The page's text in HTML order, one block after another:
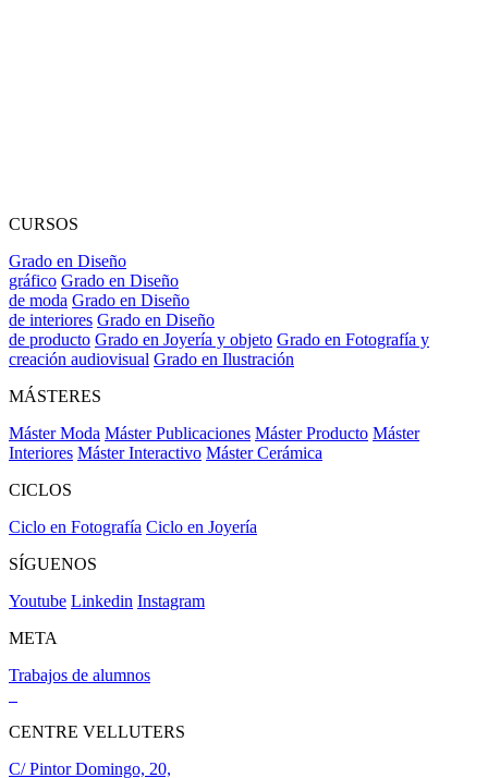
CURSOS
Grado en Diseño
gráfico Grado en Diseño
de moda Grado en Diseño
de interiores Grado en Diseño
de producto Grado en Joyería y objeto Grado en Fotografía y
creación audiovisual Grado en Ilustración
MÁSTERES
Máster Moda Máster Publicaciones Máster Producto Máster
Interiores Máster Interactivo Máster Cerámica
CICLOS
Ciclo en Fotografía Ciclo en Joyería
SÍGUENOS
Youtube Linkedin Instagram
META
Trabajos de alumnos
CENTRE VELLUTERS
C/ Pintor Domingo, 20,